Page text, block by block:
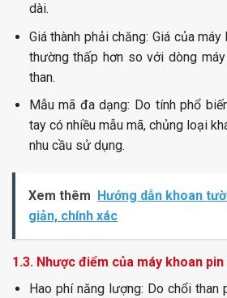
dài.
Giá thành phải chăng: Giá của máy
thường thấp hơn so với dòng
than.
Mẫu mã đa dạng: Do tính phổ
tay có nhiều mẫu mã, chủng loại
nhu cầu sử dụng.
Xem thêm Hướng dẫn khoan
giản, chính xác
1.3. Nhược điểm của máy khoan
Hao phí năng lượng: Do chổi than